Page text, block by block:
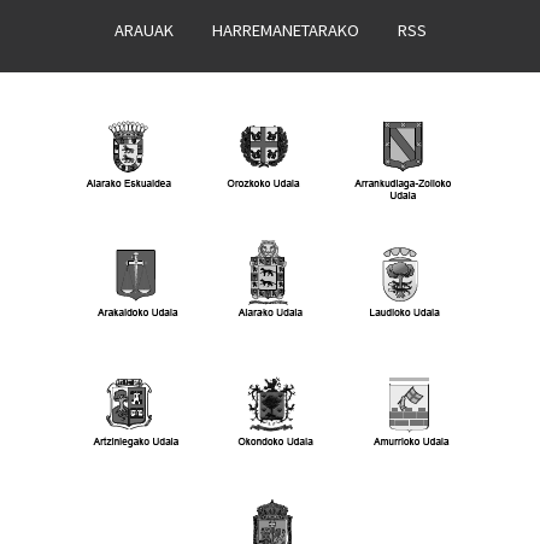
ARAUAK HARREMANETARAKO RSS